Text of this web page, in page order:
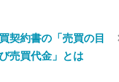
契約書の「売買の目
売買代金」とは